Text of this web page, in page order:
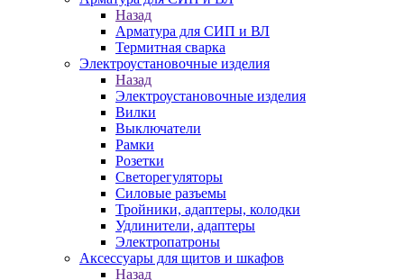
Назад
Арматура для СИП и ВЛ
Термитная сварка
Электроустановочные изделия
Назад
Электроустановочные изделия
Вилки
Выключатели
Рамки
Розетки
Светорегуляторы
Силовые разъемы
Тройники, адаптеры, колодки
Удлинители, адаптеры
Электропатроны
Аксессуары для щитов и шкафов
Назад